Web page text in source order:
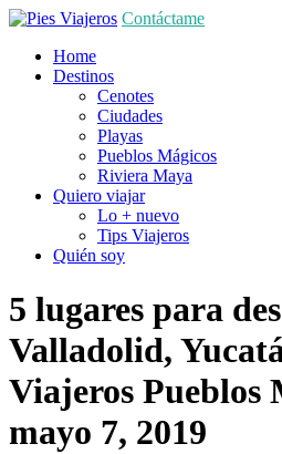
Contáctame
Home
Destinos
Cenotes
Ciudades
Playas
Pueblos Mágicos
Riviera Maya
Quiero viajar
Lo + nuevo
Tips Viajeros
Quién soy
5 lugares para
Valladolid,
Viajeros Pueblos
mayo 7, 2019